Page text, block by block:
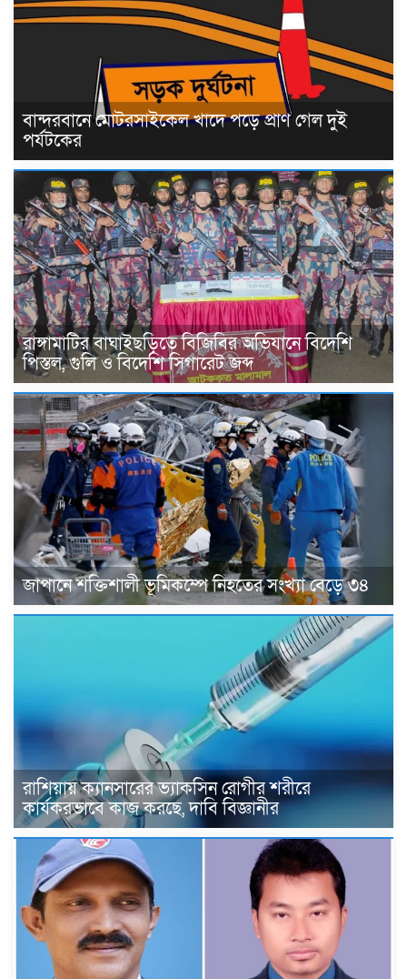
বান্দরবানে মোটরসাইকেল খাদে পড়ে প্রাণ গেল দুই
পর্যটকের
রাঙ্গামাটির বাঘাইছড়িতে বিজিবির অভিযানে বিদেশি
পিস্তল, গুলি ও বিদেশি সিগারেট জব্দ
জাপানে শক্তিশালী ভূমিকম্পে নিহতের সংখ্যা বেড়ে ৩৪
রাশিয়ায় ক্যানসারের ভ্যাকসিন রোগীর শরীরে
কার্যকরভাবে কাজ করছে, দাবি বিজ্ঞানীর